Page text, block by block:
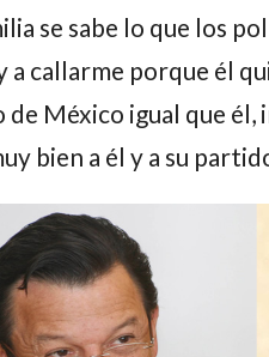
se sabe lo que los
a callarme porque él
de México igual que él,
bien a él y a su